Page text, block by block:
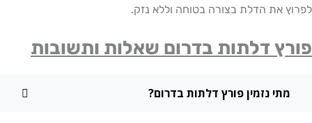
את הדלת בצורה בטוחה וללא נזק.
דלתות בדרום שאלות ותשובות
נזמין פורץ דלתות בדרום?